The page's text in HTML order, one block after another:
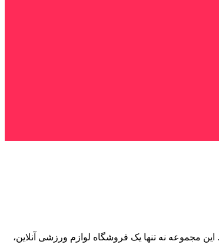
مجموعه نه ‌تنها یک فروشگاه لوازم ورزشی آنلاین،